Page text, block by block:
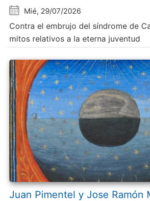
Mié, 29/07/2026
Contra el embrujo del síndrome de
mitos relativos a la eterna juventud
Juan Pimentel y Jose Ramón